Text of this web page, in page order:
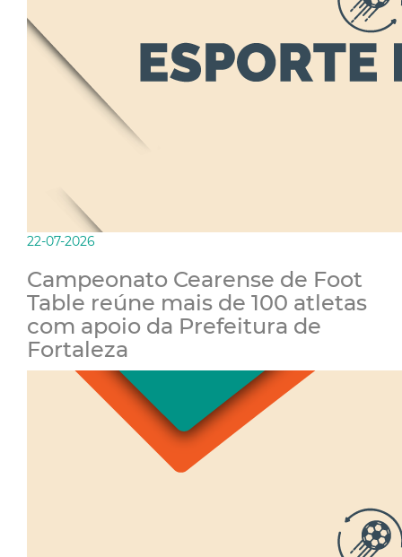
22-07-2026
Campeonato Cearense de Foot
Table reúne mais de 100 atletas
com apoio da Prefeitura de
Fortaleza